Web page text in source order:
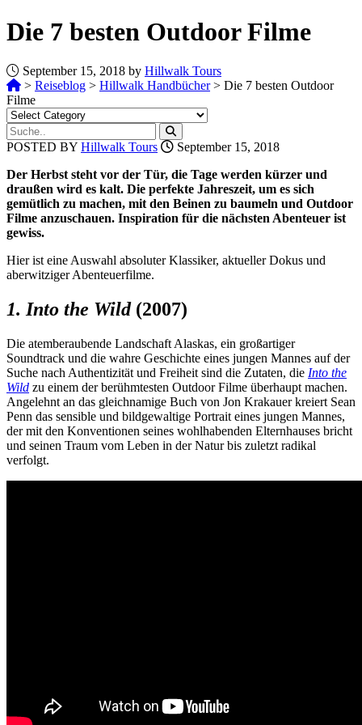
Die 7 besten Outdoor Filme
September 15, 2018 by Hillwalk Tours
> Reiseblog > Hillwalk Handbücher> Die 7 besten Outdoor
Filme
POSTED BY Hillwalk Tours
September 15, 2018
Der Herbst steht vor der Tür, die Tage werden kürzer und
draußen wird es kalt. Die perfekte Jahreszeit, um es sich
gemütlich zu machen, mit den Beinen zu baumeln und Outdoor
Filme anzuschauen. Inspiration für die nächsten Abenteuer ist
gewiss.
Hier ist eine Auswahl absoluter Klassiker, aktueller Dokus und
aberwitziger Abenteuerfilme.
1. Into the Wild(2007)
Die atemberaubende Landschaft Alaskas, ein großartiger
Soundtrack und die wahre Geschichte eines jungen Mannes auf der
Suche nach Authentizität und Freiheit sind die Zutaten, die Into the
Wild zu einem der berühmtesten Outdoor Filme überhaupt machen.
Angelehnt an das gleichnamige Buch von Jon Krakauer kreiert Sean
Penn das sensible und bildgewaltige Portrait eines jungen Mannes,
der mit den Konventionen seines wohlhabenden Elternhauses bricht
und seinen Traum vom Leben in der Natur bis zuletzt radikal
verfolgt.